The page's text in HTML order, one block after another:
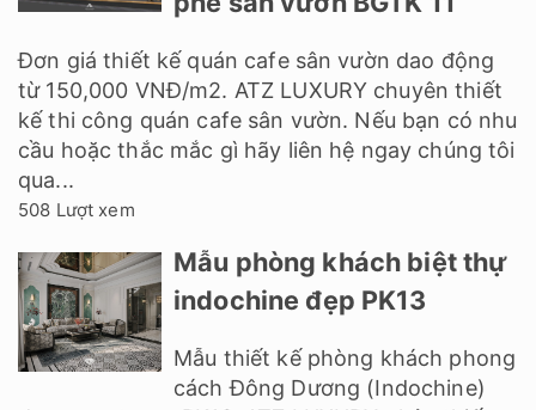
Đơn giá thiết kế quán cafe sân vườn dao động
từ 150,000 VNĐ/m2. ATZ LUXURY chuyên thiết
kế thi công quán cafe sân vườn. Nếu bạn có nhu
cầu hoặc thắc mắc gì hãy liên hệ ngay chúng tôi
qua...
508 Lượt xem
Mẫu phòng khách biệt thự
indochine đẹp PK13
Mẫu thiết kế phòng khách phong
cách Đông Dương (Indochine)